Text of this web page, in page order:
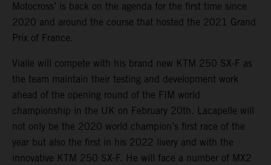
Motocross’ is back on the agenda for the first time since
2020 and around the course that hosted the 2021 Grand
Prix of France.
Vialle will compete with his brand new KTM 250 SX-F as
the team maintain their testing and development work
ahead of the opening round of the FIM world
championship in the UK on February 20th. Lacapelle will
not only be the 2020 world champion’s first race of the
year but also the first in his 2022 livery and with the
innovative KTM 250 SX-F. He will face a number of MX2